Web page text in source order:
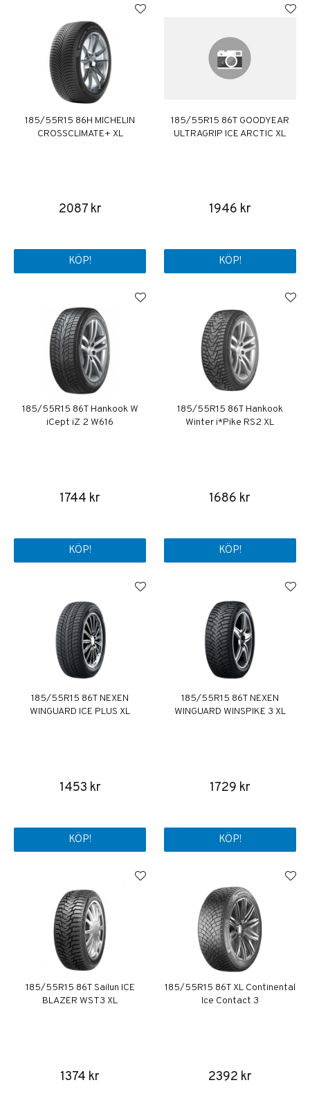
185/55R15 86H MICHELIN
CROSSCLIMATE+ XL
2087 kr
KÖP!
185/55R15 86T GOODYEAR
ULTRAGRIP ICE ARCTIC XL
1946 kr
KÖP!
185/55R15 86T Hankook W
iCept iZ 2 W616
1744 kr
KÖP!
185/55R15 86T Hankook
Winter i*Pike RS2 XL
1686 kr
KÖP!
185/55R15 86T NEXEN
WINGUARD ICE PLUS XL
1453 kr
KÖP!
185/55R15 86T NEXEN
WINGUARD WINSPIKE 3 XL
1729 kr
KÖP!
185/55R15 86T Sailun ICE
BLAZER WST3 XL
1374 kr
185/55R15 86T XL Continental
Ice Contact 3
2392 kr